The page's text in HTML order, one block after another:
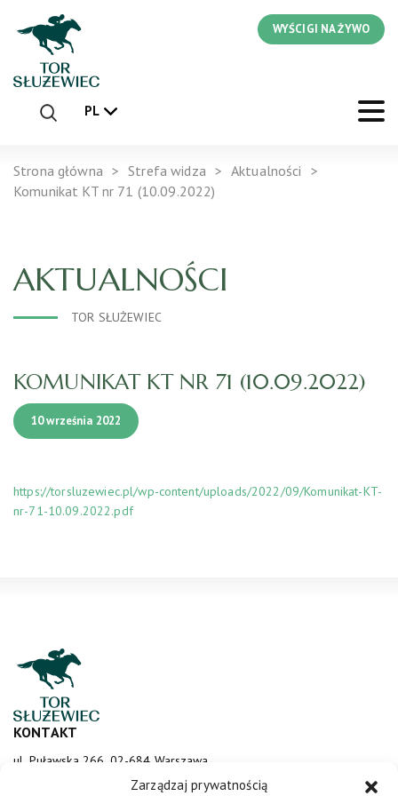
Zarządzaj prywatnością
WYŚCIGI NA ŻYWO
PL
Strona główna Strefa widza
Aktualności
Komunikat KT nr 71 (10.09.2022)
AKTUALNOŚCI
TOR SŁUŻEWIEC
KOMUNIKAT KT NR 71 (10.09.2022)
10 września 2022
https://torsluzewiec.pl/wp-content/uploads/2022/09/Komunikat-KT-
nr-71-10.09.2022.pdf
KONTAKT
ul. Puławska 266, 02-684 Warszawa
sluzewiec@totalizator.pl